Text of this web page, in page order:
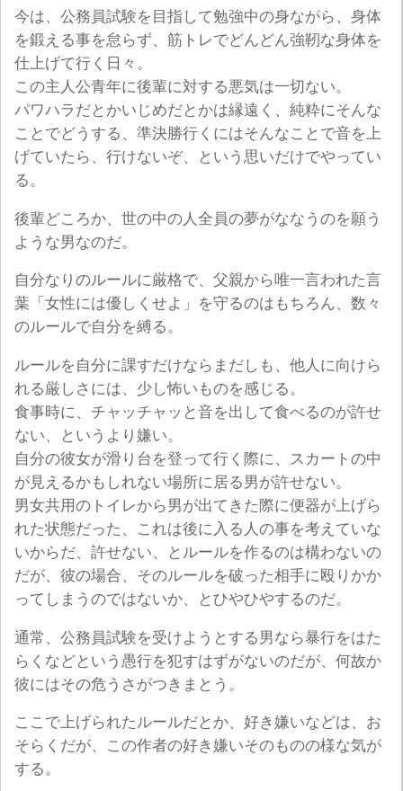
今は、公務員試験を目指して勉強中の身ながら、身体
を鍛える事を怠らず、筋トレでどんどん強靭な身体を
仕上げて行く日々。
この主人公青年に後輩に対する悪気は一切ない。
パワハラだとかいじめだとかは縁遠く、純粋にそんな
ことでどうする、準決勝行くにはそんなことで音を上
げていたら、行けないぞ、という思いだけでやってい
る。
後輩どころか、世の中の人全員の夢がななうのを願う
ような男なのだ。
自分なりのルールに厳格で、父親から唯一言われた言
葉「女性には優しくせよ」を守るのはもちろん、数々
のルールで自分を縛る。
ルールを自分に課すだけならまだしも、他人に向けら
れる厳しさには、少し怖いものを感じる。
食事時に、チャッチャッと音を出して食べるのが許せ
ない、というより嫌い。
自分の彼女が滑り台を登って行く際に、スカートの中
が見えるかもしれない場所に居る男が許せない。
男女共用のトイレから男が出てきた際に便器が上げら
れた状態だった、これは後に入る人の事を考えていな
いからだ、許せない、とルールを作るのは構わないの
だが、彼の場合、そのルールを破った相手に殴りかか
ってしまうのではないか、とひやひやするのだ。
通常、公務員試験を受けようとする男なら暴行をはた
らくなどという愚行を犯すはずがないのだが、何故か
彼にはその危うさがつきまとう。
ここで上げられたルールだとか、好き嫌いなどは、お
そらくだが、この作者の好き嫌いそのものの様な気が
する。